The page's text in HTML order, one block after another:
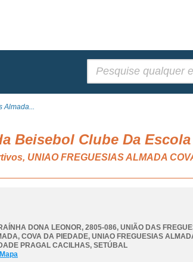
Almada...
Beisebol Clube Da
UNIAO FREGUESIAS ALMADA
DONA LEONOR, 2805-086, UNIÃO DAS
COVA DA PIEDADE, UNIAO FREGUESIAS
PRAGAL CACILHAS, SETÚBAL